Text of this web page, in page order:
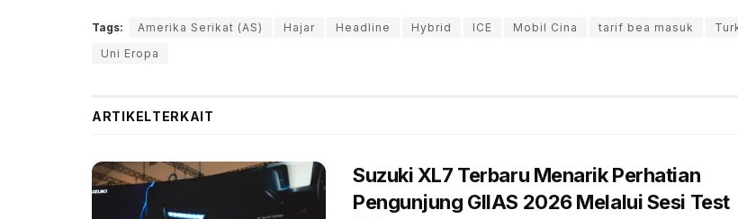
Tags: Amerika Serikat (AS) Hajar Headline Hybrid ICE Mobil Cina tarif bea masuk
Uni Eropa
ARTIKELTERKAIT
Suzuki XL7 Terbaru Menarik Perhatian
Pengunjung GIIAS 2026 Melalui Sesi Test